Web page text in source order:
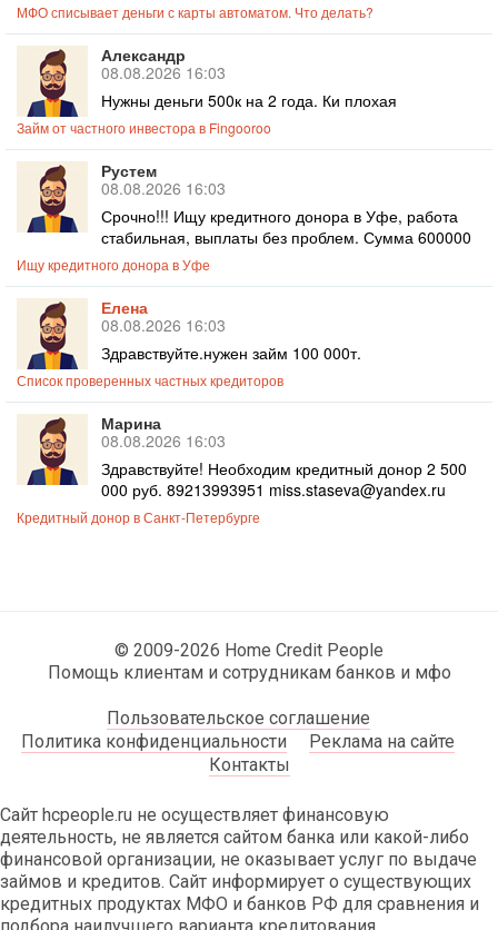
МФО списывает деньги с карты автоматом. Что делать?
Александр
08.08.2026 16:03
Нужны деньги 500к на 2 года. Ки плохая
Займ от частного инвестора в Fingooroo
Рустем
08.08.2026 16:03
Срочно!!! Ищу кредитного донора в Уфе, работа
стабильная, выплаты без проблем. Сумма 600000
Ищу кредитного донора в Уфе
Елена
08.08.2026 16:03
Здравствуйте.нужен займ 100 000т.
Список проверенных частных кредиторов
Марина
08.08.2026 16:03
Здравствуйте! Необходим кредитный донор 2 500
000 руб. 89213993951 miss.staseva@yandex.ru
Кредитный донор в Санкт-Петербурге
© 2009-2026 Home Credit People
Помощь клиентам и сотрудникам банков и мфо
Пользовательское соглашение
Политика конфиденциальности
Реклама на сайте
Контакты
Сайт hcpeople.ru не осуществляет финансовую
деятельность, не является сайтом банка или какой-либо
финансовой организации, не оказывает услуг по выдаче
займов и кредитов. Сайт информирует о существующих
кредитных продуктах МФО и банков РФ для сравнения и
подбора наилучшего варианта кредитования.